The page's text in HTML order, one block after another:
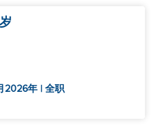
岁
2026年 | 全职